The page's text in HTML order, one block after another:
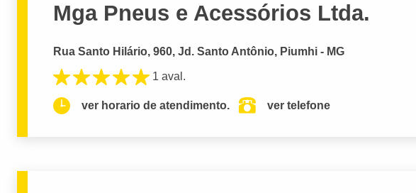
Mga Pneus e Acessórios Ltda.
Rua Santo Hilário, 960, Jd. Santo Antônio, Piumhi - MG
1 aval.
ver horario de atendimento. ver telefone